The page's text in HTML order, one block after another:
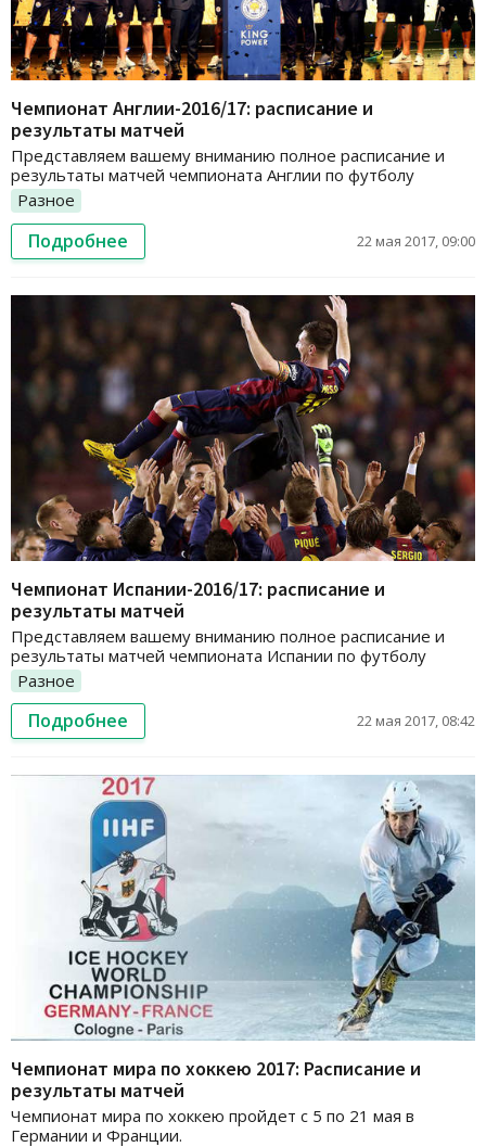
Чемпионат Англии-2016/17: расписание и
результаты матчей
Представляем вашему вниманию полное расписание и
результаты матчей чемпионата Англии по футболу
Разное
Подробнее 22 мая 2017, 09:00
Чемпионат Испании-2016/17: расписание и
результаты матчей
Представляем вашему вниманию полное расписание и
результаты матчей чемпионата Испании по футболу
Разное
Подробнее 22 мая 2017, 08:42
Чемпионат мира по хоккею 2017: Расписание и
результаты матчей
Чемпионат мира по хоккею пройдет с 5 по 21 мая в
Германии и Франции.